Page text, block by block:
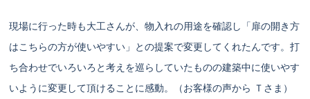
現場に行った時も大工さんが、物入れの用途を確認し「扉の開き方
はこちらの方が使いやすい」との提案で変更してくれたんです。打
ち合わせでいろいろと考えを巡らしていたものの建築中に使いやす
いように変更して頂けることに感動。（お客様の声から Ｔさま）